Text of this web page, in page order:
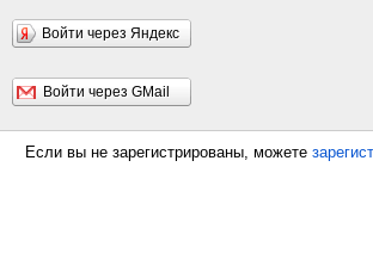
Войти через Яндекс
Войти через GMail
Если вы не зарегистрированы, можете